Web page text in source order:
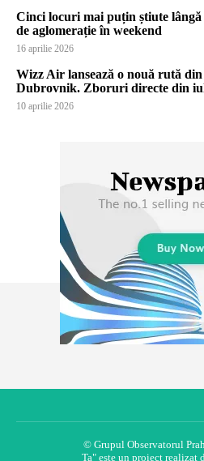
Cinci locuri mai puțin știute
de aglomerație în weekend
16 aprilie 2026
Wizz Air lansează o nouă rută
Dubrovnik. Zboruri directe din
10 aprilie 2026
© Grupul Observatorul
Ta" este un proiect realizat